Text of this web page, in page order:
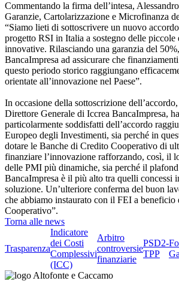
Commentando la firma dell’intesa,
Garanzie, Cartolarizzazione e Microfinanza
“Siamo lieti di sottoscrivere un nuovo
progetto RSI in Italia a sostegno delle piccole
innovative. Rilasciando una garanzia del
BancaImpresa ad assicurare che
questo periodo storico raggiungano
orientate all’innovazione nel Paese”.
In occasione della sottoscrizione
Direttore Generale di Iccrea BancaImpresa,
particolarmente soddisfatti dell’accordo
Europeo degli Investimenti, sia perché in
dotare le Banche di Credito Cooperativo di
finanziare l’innovazione rafforzando, così, il
delle PMI più dinamiche, sia perché il plafond
BancaImpresa è il più alto tra quelli concessi
soluzione. Un’ulteriore conferma del buon
che abbiamo instaurato con il FEI a beneficio
Cooperativo”.
Torna alle news
Trasparenza
Indicatore
dei Costi
Complessivi
(ICC)
Arbitro
controversie
finanziarie
PSD2-
TPP